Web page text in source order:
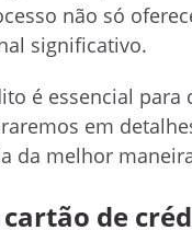
não só
significativo.
é essencial para
em
da melhor
de